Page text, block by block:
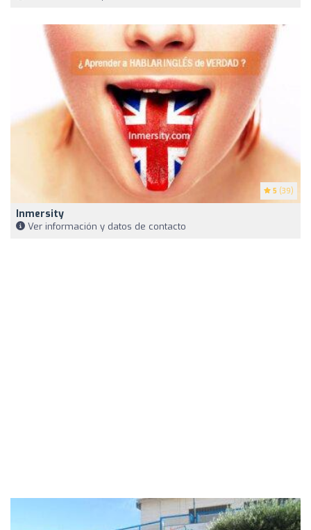
5 (39)
Inmersity
Ver información y datos de contacto